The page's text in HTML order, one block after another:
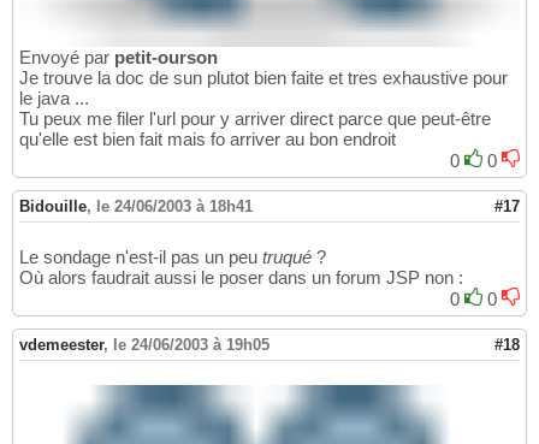
Envoyé par petit-ourson
Je trouve la doc de sun plutot bien faite et tres exhaustive pour
le java ...
Tu peux me filer l'url pour y arriver direct parce que peut-être
qu'elle est bien fait mais fo arriver au bon endroit
0
0
Bidouille, le 24/06/2003 à 18h41 #17
Le sondage n'est-il pas un peu truqué ?
Où alors faudrait aussi le poser dans un forum JSP non :
0
0
vdemeester, le 24/06/2003 à 19h05 #18